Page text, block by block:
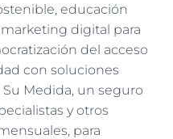
educación
digital para
del acceso
con soluciones
Medida, un seguro
y otros
para